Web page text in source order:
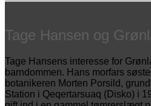
Tage Hansen og
Tage Hansens interesse for
barndommen. Hans morfars
botanikeren Morten Porsild,
Station i Qeqertarsuaq (Disko) i